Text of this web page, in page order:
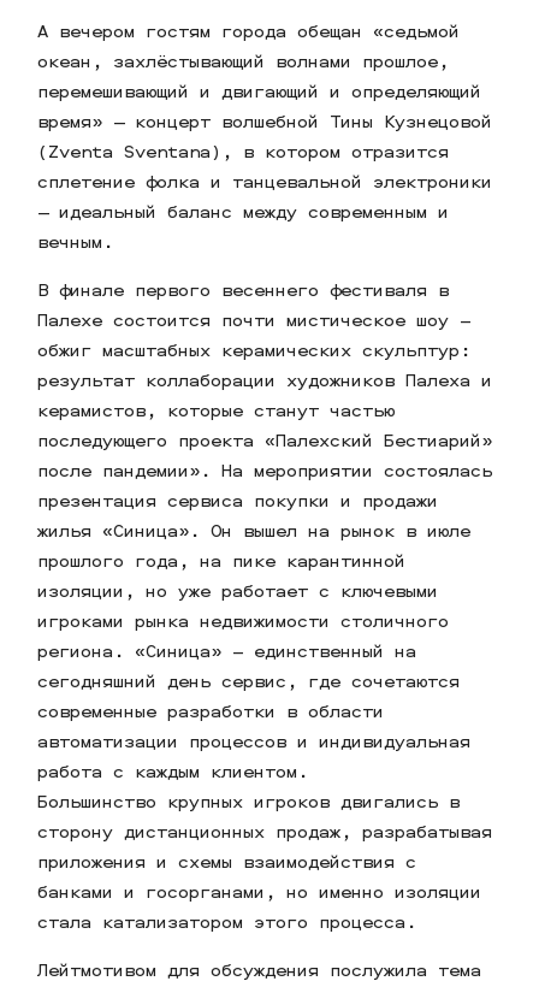
А вечером гостям города обещан «седьмой
океан, захлёстывающий волнами прошлое,
перемешивающий и двигающий и определяющий
время» — концерт волшебной Тины Кузнецовой
(Zventa Sventana), в котором отразится
сплетение фолка и танцевальной электроники
— идеальный баланс между современным и
вечным.
В финале первого весеннего фестиваля в
Палехе состоится почти мистическое шоу –
обжиг масштабных керамических скульптур:
результат коллаборации художников Палеха и
керамистов, которые станут частью
последующего проекта «Палехский Бестиарий»
после пандемии». На мероприятии состоялась
презентация сервиса покупки и продажи
жилья «Синица». Он вышел на рынок в июле
прошлого года, на пике карантинной
изоляции, но уже работает с ключевыми
игроками рынка недвижимости столичного
региона. «Синица» – единственный на
сегодняшний день сервис, где сочетаются
современные разработки в области
автоматизации процессов и индивидуальная
работа с каждым клиентом.
Большинство крупных игроков двигались в
сторону дистанционных продаж, разрабатывая
приложения и схемы взаимодействия с
банками и госорганами, но именно изоляции
стала катализатором этого процесса.
Лейтмотивом для обсуждения послужила тема